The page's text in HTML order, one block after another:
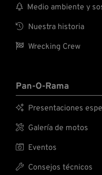
 Medio ambiente y
 Nuestra historia
 Wrecking Crew
Pan-O-Rama
 Presentaciones
 Galería de motos
 Eventos
 Consejos técnicos